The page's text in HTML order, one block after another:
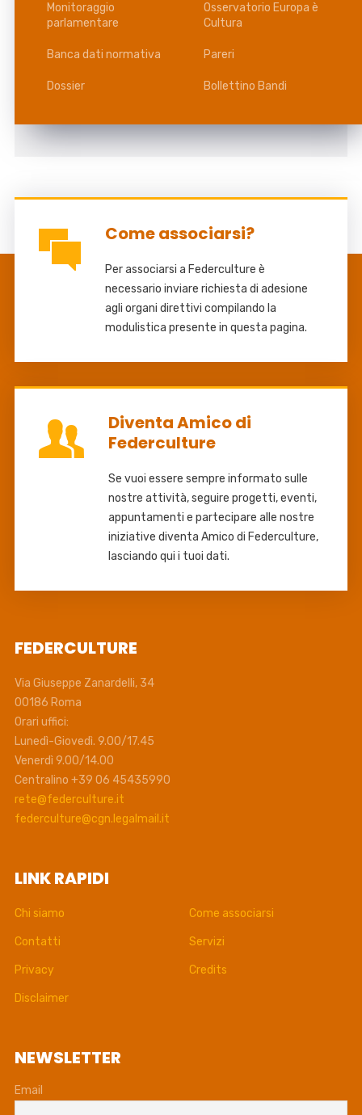
Monitoraggio
parlamentare
Osservatorio Europa è
Cultura
Banca dati normativa Pareri
Dossier Bollettino Bandi
Come associarsi?
Per associarsi a Federculture è
necessario inviare richiesta di adesione
agli organi direttivi compilando la
modulistica presente in questa pagina.
Diventa Amico di
Federculture
Se vuoi essere sempre informato sulle
nostre attività, seguire progetti, eventi,
appuntamenti e partecipare alle nostre
iniziative diventa Amico di Federculture,
lasciando qui i tuoi dati.
FEDERCULTURE
Via Giuseppe Zanardelli, 34
00186 Roma
Orari uffici:
Lunedì-Giovedì. 9.00/17.45
Venerdì 9.00/14.00
Centralino +39 06 45435990
rete@federculture.it
federculture@cgn.legalmail.it
LINK RAPIDI
Chi siamo Come associarsi
Contatti Servizi
Privacy Credits
Disclaimer
NEWSLETTER
Email